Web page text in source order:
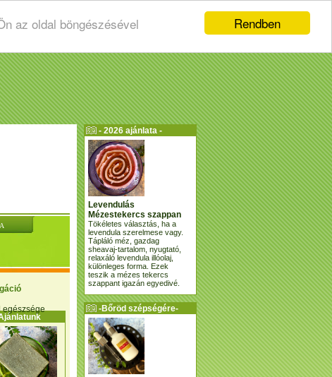
Rendben
az oldal böngészésével
egészsége
- 2026 ajánlata -
Levendulás
Mézestekercs szappan
Tökéletes választás, ha a
levendula szerelmese vagy.
Tápláló méz, gazdag
sheavaj-tartalom, nyugtató,
relaxáló levendula illóolaj,
különleges forma. Ezek
teszik a mézes tekercs
szappant igazán egyedivé.
-Bőröd szépségére-